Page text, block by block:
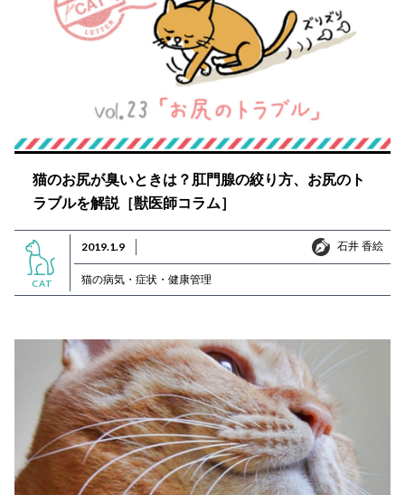
猫のお尻が臭いときは？肛門腺の絞り方、お尻のト
ラブルを解説［獣医師コラム］
CAT
2019.1.9 石井 香絵
石井 香絵
猫の病気・症状・健康管理